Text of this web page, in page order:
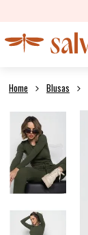
Blusas